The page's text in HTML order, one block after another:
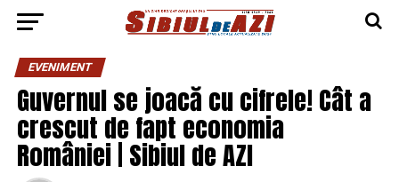
EVENIMENT
Guvernul se joacă cu cifrele! Cât a
crescut de fapt economia
României | Sibiul de AZI